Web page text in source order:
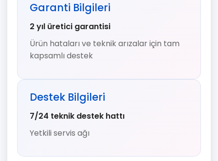
Garanti Bilgileri
2 yıl üretici garantisi
Ürün hataları ve teknik arızalar için tam
kapsamlı destek
Destek Bilgileri
7/24 teknik destek hattı
Yetkili servis ağı